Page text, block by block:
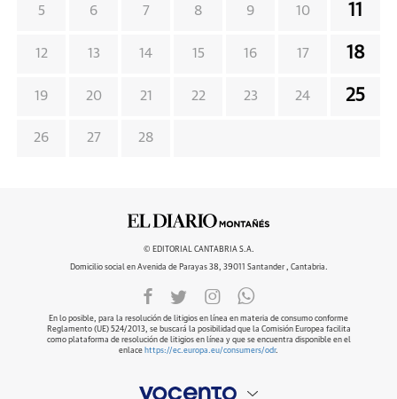
5 6 7 8 9 10 11
12 13 14 15 16 17 18
19 20 21 22 23 24 25
26 27 28
© EDITORIAL CANTABRIA S.A.
Domicilio social en Avenida de Parayas 38, 39011 Santander , Cantabria.
En lo posible, para la resolución de litigios en línea en materia de consumo conforme
Reglamento (UE) 524/2013, se buscará la posibilidad que la Comisión Europea facilita
como plataforma de resolución de litigios en línea y que se encuentra disponible en el
enlace https://ec.europa.eu/consumers/odr.